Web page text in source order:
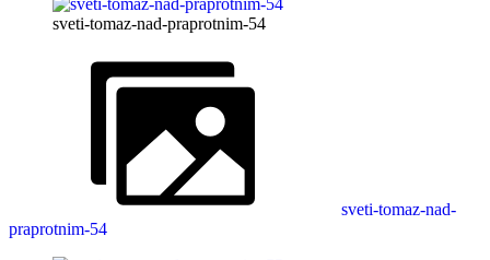
sveti-tomaz-nad-praprotnim-54
sveti-tomaz-nad-
praprotnim-54